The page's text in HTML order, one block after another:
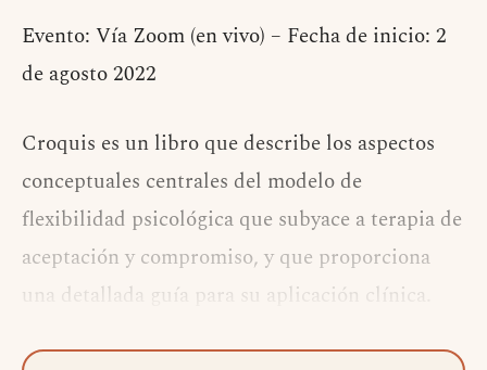
Evento: Vía Zoom (en vivo) – Fecha de inicio: 2
de agosto 2022
Croquis es un libro que describe los aspectos
conceptuales centrales del modelo de
flexibilidad psicológica que subyace a terapia de
aceptación y compromiso, y que proporciona
una detallada guía para su aplicación clínica.